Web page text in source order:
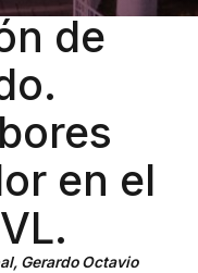
de
en el
Gerardo Octavio